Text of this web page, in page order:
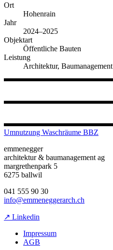
Ort
Hohenrain
Jahr
2024–2025
Objektart
Öffentliche Bauten
Leistung
Architektur, Baumanagement
Umnutzung Waschräume BBZ
emmenegger
architektur & baumanagement ag
margrethenpark 5
6275 ballwil
041 555 90 30
info@emmeneggerarch.ch
↗ Linkedin
Impressum
AGB